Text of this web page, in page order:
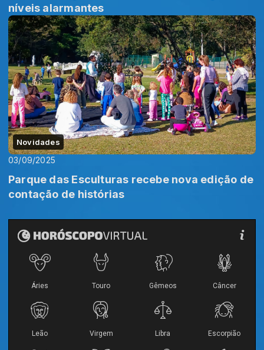
níveis alarmantes
Novidades
03/09/2025
Parque das Esculturas recebe nova edição de
contação de histórias